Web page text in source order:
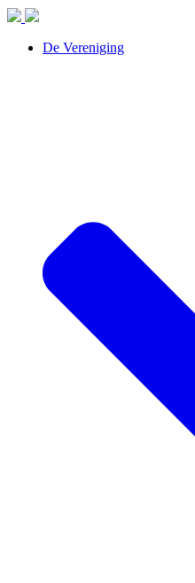
De Vereniging